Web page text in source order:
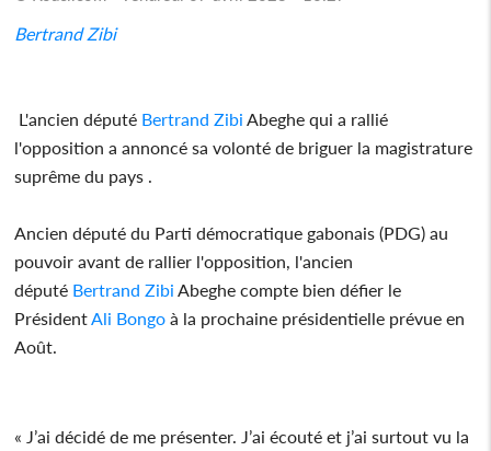
Bertrand Zibi
L'ancien député Bertrand Zibi Abeghe qui a rallié
l'opposition a annoncé sa volonté de briguer la magistrature
suprême du pays .
Ancien député du Parti démocratique gabonais (PDG) au
pouvoir avant de rallier l'opposition, l'ancien
député Bertrand Zibi Abeghe compte bien défier le
PrésidentAli Bongo à la prochaine présidentielle prévue en
Août.
« J’ai décidé de me présenter. J’ai écouté et j’ai surtout vu la